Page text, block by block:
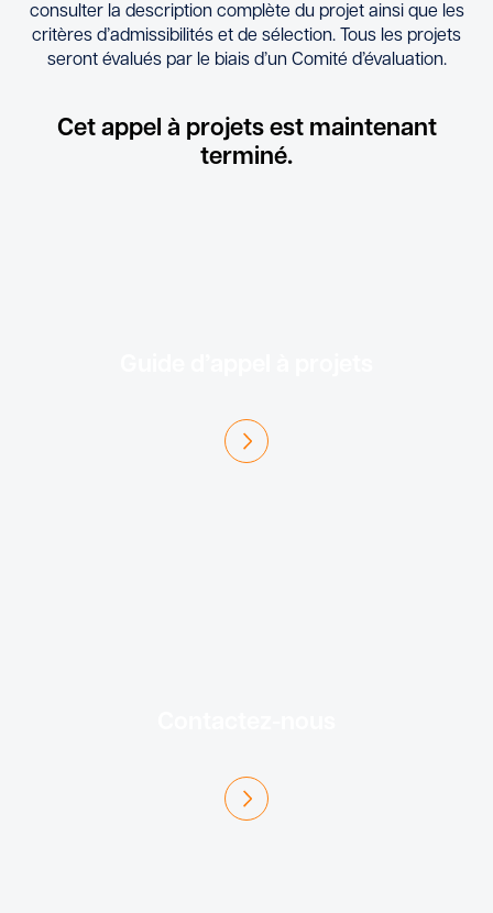
consulter la description complète du projet ainsi que les
critères d’admissibilités et de sélection. Tous les projets
seront évalués par le biais d’un Comité d’évaluation.
Cet appel à projets est maintenant
terminé.
En savoir plus
En savoir plus